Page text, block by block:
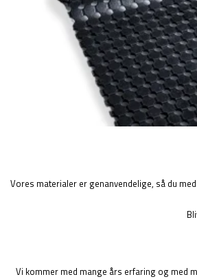
Vores materialer er genanvendelige, så du
Vi kommer med mange års erfaring og med